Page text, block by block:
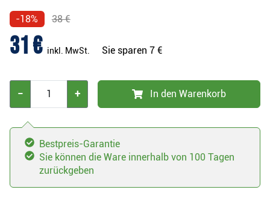
-18% 38 €
31 € inkl. MwSt. Sie sparen 7 €
− + In den Warenkorb
Bestpreis-Garantie
Sie können die Ware innerhalb von 100 Tagen
zurückgeben